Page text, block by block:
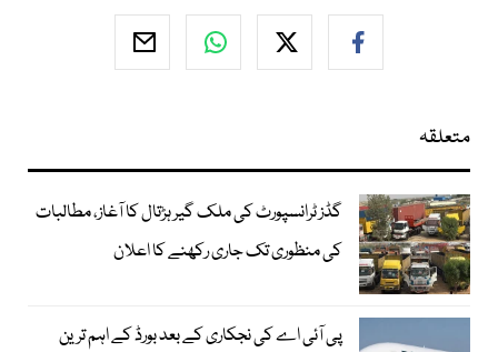
متعلقہ
گڈز ٹرانسپورٹ کی ملک گیر ہڑتال کا آغاز، مطالبات
کی منظوری تک جاری رکھنے کا اعلان
پی آئی اے کی نجکاری کے بعد بورڈ کے اہم ترین